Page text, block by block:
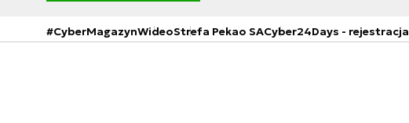
#CyberMagazynWideoStrefa Pekao SACyber24Days - rejestracja